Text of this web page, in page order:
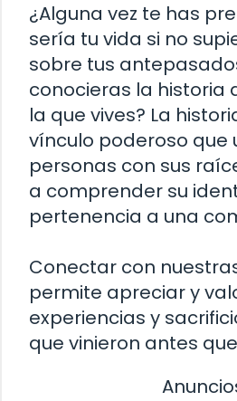
¿Alguna vez te has
sería tu vida si no
sobre tus
conocieras la historia
la que vives? La
vínculo poderoso que
personas con sus
a comprender su
pertenencia a una
Conectar con
permite apreciar y
experiencias y
que vinieron antes